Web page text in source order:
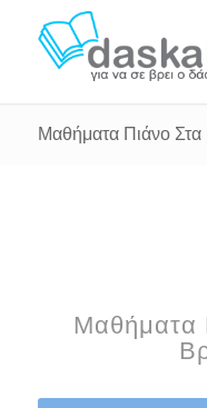
Μαθήματα Πιάνο Στα
Μαθήματα